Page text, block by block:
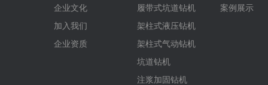
企业文化
加入我们
企业资质
履带式坑道钻机
架柱式液压钻机
架柱式气动钻机
坑道钻机
注浆加固钻机
案例展示